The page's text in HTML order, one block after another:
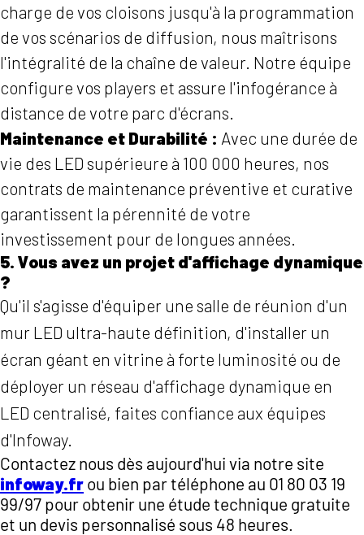
charge de vos cloisons jusqu'à la programmation
de vos scénarios de diffusion, nous maîtrisons
l'intégralité de la chaîne de valeur. Notre équipe
configure vos players et assure l'infogérance à
distance de votre parc d'écrans.
Maintenance et Durabilité : Avec une durée de
vie des LED supérieure à 100 000 heures, nos
contrats de maintenance préventive et curative
garantissent la pérennité de votre
investissement pour de longues années.
5. Vous avez un projet d'affichage dynamique
?
Qu'il s'agisse d'équiper une salle de réunion d'un
mur LED ultra-haute définition, d'installer un
écran géant en vitrine à forte luminosité ou de
déployer un réseau d'affichage dynamique en
LED centralisé, faites confiance aux équipes
d'Infoway.
Contactez nous dès aujourd'hui via notre site
infoway.fr ou bien par téléphone au 01 80 03 19
99/97 pour obtenir une étude technique gratuite
et un devis personnalisé sous 48 heures.